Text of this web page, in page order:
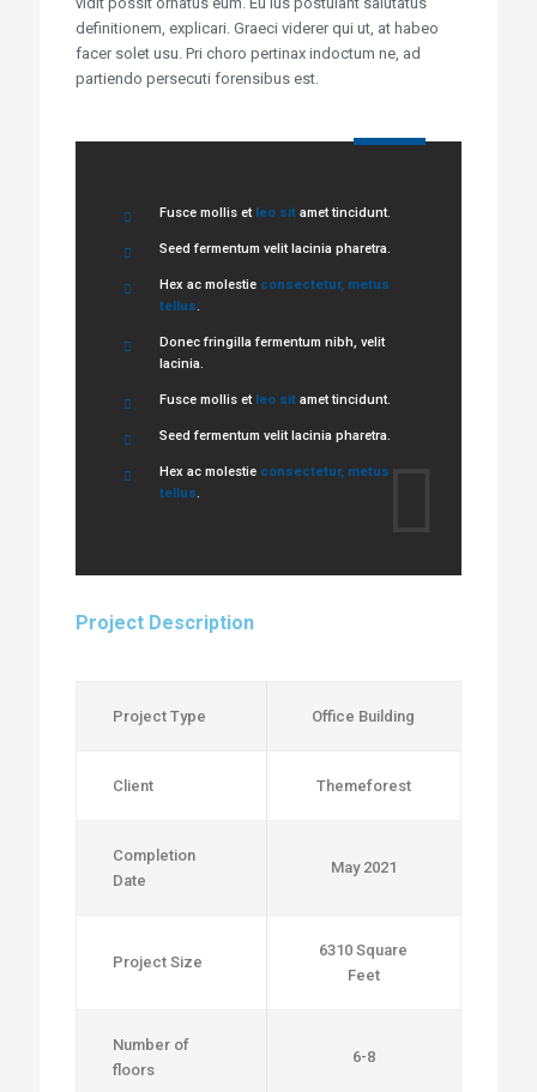
definitionem, explicari. Graeci viderer qui ut, at habeo
facer solet usu. Pri choro pertinax indoctum ne, ad
partiendo persecuti forensibus est.
Fusce mollis et leo sitamet tincidunt.
Seed fermentum velit lacinia pharetra.
Hex ac molestie consectetur, metus
tellus.
Donec fringilla fermentum nibh, velit
lacinia.
Fusce mollis et leo sitamet tincidunt.
Seed fermentum velit lacinia pharetra.
Hex ac molestie consectetur, metus
tellus.
Project Description
Project Type Office Building
Client Themeforest
Completion
Date
May 2021
Project Size
6310 Square
Feet
Number of
floors
6-8